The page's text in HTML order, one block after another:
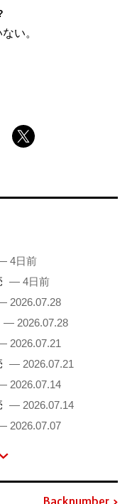
い。
4日前
— 4日前
2026.07.28
— 2026.07.28
2026.07.21
— 2026.07.21
2026.07.14
— 2026.07.14
2026.07.07